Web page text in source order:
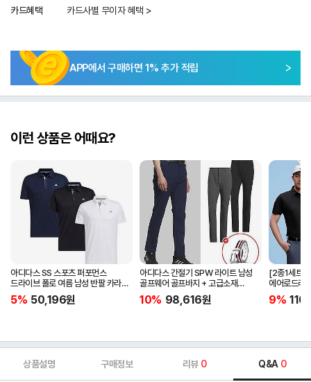
카드혜택 카드사별 무이자 혜택 >
APP에서 구매하면 1% 추가 적립
이런 상품은 어때요?
아디다스 SS 스포츠 퍼포먼스
드라이브 폴로 여름 남성 반팔 카라
티셔츠 IA5447 IA5448 IA5446
5% 50,196원
아디다스 간절기 SPW 라이트 남성
골프웨어 골프바지 + 고급소재
삼선패턴 골프벨트 세트
10% 98,616원
[2종1세트]
에어로드라
남자 골프
JG1313
9%
상품설명 구매정보 리뷰 0 Q&A 0